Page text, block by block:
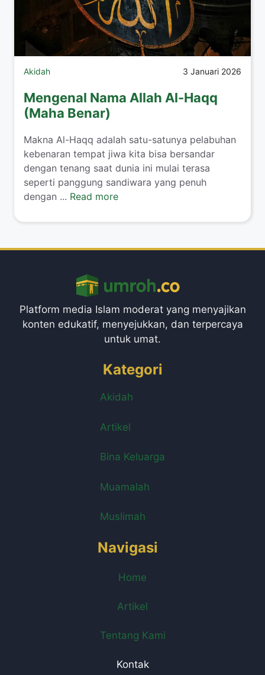
Akidah 3 Januari 2026
Mengenal Nama Allah Al-Haqq
(Maha Benar)
Makna Al-Haqq adalah satu-satunya pelabuhan
kebenaran tempat jiwa kita bisa bersandar
dengan tenang saat dunia ini mulai terasa
seperti panggung sandiwara yang penuh
dengan ... Read more
Platform media Islam moderat yang menyajikan
konten edukatif, menyejukkan, dan terpercaya
untuk umat.
Kategori
Akidah
Artikel
Bina Keluarga
Muamalah
Muslimah
Navigasi
Home
Artikel
Tentang Kami
Kontak